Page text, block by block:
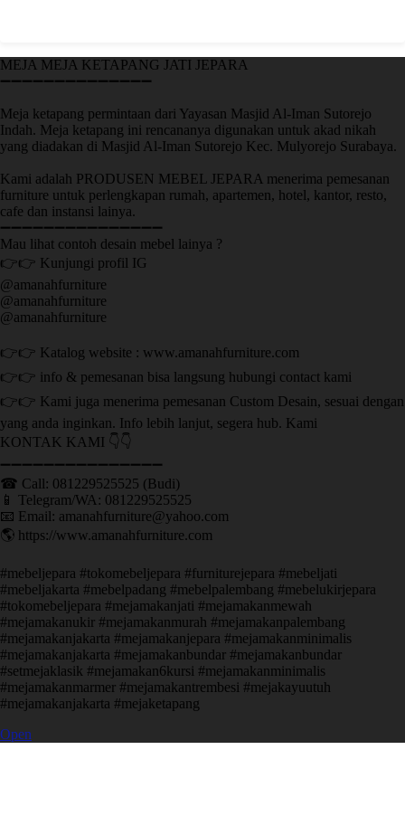
MEJA MEJA KETAPANG JATI JEPARA
➖➖➖➖➖➖➖➖➖➖➖➖➖➖
Meja ketapang permintaan dari Yayasan Masjid Al-Iman Sutorejo
Indah. Meja ketapang ini rencananya digunakan untuk akad nikah
yang diadakan di Masjid Al-Iman Sutorejo Kec. Mulyorejo Surabaya.
Kami adalah PRODUSEN MEBEL JEPARA menerima pemesanan
furniture untuk perlengkapan rumah, apartemen, hotel, kantor, resto,
cafe dan instansi lainya.
➖➖➖➖➖➖➖➖➖➖➖➖➖➖➖
Mau lihat contoh desain mebel lainya ?
👉👉 Kunjungi profil IG
@amanahfurniture
@amanahfurniture
@amanahfurniture
👉👉 Katalog website : www.amanahfurniture.com
👉👉 info & pemesanan bisa langsung hubungi contact kami
👉👉 Kami juga menerima pemesanan Custom Desain, sesuai dengan
yang anda inginkan. Info lebih lanjut, segera hub. Kami
KONTAK KAMI 👇👇
➖➖➖➖➖➖➖➖➖➖➖➖➖➖➖ ㅤ
☎ Call: 081229525525 (Budi)
📱 Telegram/WA: 081229525525
📧 Email: amanahfurniture@yahoo.com
🌎 https://www.amanahfurniture.com
#mebeljepara #tokomebeljepara #furniturejepara #mebeljati
#mebeljakarta #mebelpadang #mebelpalembang #mebelukirjepara
#tokomebeljepara #mejamakanjati #mejamakanmewah
#mejamakanukir #mejamakanmurah #mejamakanpalembang
#mejamakanjakarta #mejamakanjepara #mejamakanminimalis
#mejamakanjakarta #mejamakanbundar #mejamakanbundar
#setmejaklasik #mejamakan6kursi #mejamakanminimalis
#mejamakanmarmer #mejamakantrembesi #mejakayuutuh
#mejamakanjakarta #mejaketapang
Open